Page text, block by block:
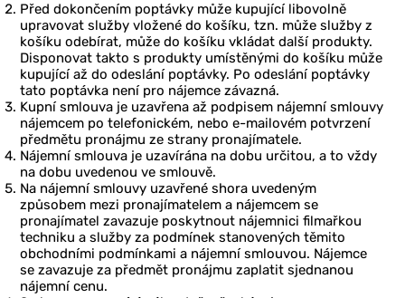
Před dokončením poptávky může kupující libovolně
upravovat služby vložené do košíku, tzn. může služby z
košíku odebírat, může do košíku vkládat další produkty.
Disponovat takto s produkty umístěnými do košíku může
kupující až do odeslání poptávky. Po odeslání poptávky
tato poptávka není pro nájemce závazná.
Kupní smlouva je uzavřena až podpisem nájemní smlouvy
nájemcem po telefonickém, nebo e-mailovém potvrzení
předmětu pronájmu ze strany pronajímatele.
Nájemní smlouva je uzavírána na dobu určitou, a to vždy
na dobu uvedenou ve smlouvě.
Na nájemní smlouvy uzavřené shora uvedeným
způsobem mezi pronajímatelem a nájemcem se
pronajímatel zavazuje poskytnout nájemnici filmařkou
techniku a služby za podmínek stanovených těmito
obchodními podmínkami a nájemní smlouvou. Nájemce
se zavazuje za předmět pronájmu zaplatit sjednanou
nájemní cenu.